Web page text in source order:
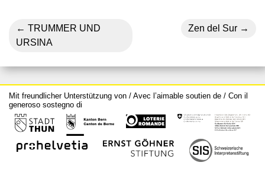
TRUMMER UND
URSINA
Zen del Sur
Mit freundlicher Unterstützung von / Avec l’aimable soutien de / Con il
generoso sostegno di